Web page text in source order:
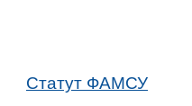
Cтатут ФАМСУ